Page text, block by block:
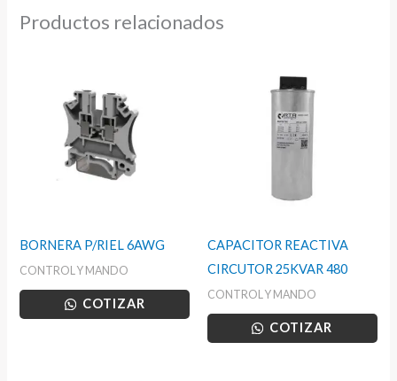
Productos relacionados
BORNERA P/RIEL 6AWG
CONTROL Y MANDO
COTIZAR
CAPACITOR REACTIVA
CIRCUTOR 25KVAR 480
CONTROL Y MANDO
COTIZAR